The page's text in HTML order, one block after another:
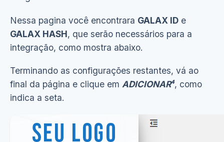
Nessa pagina você encontrara GALAX ID e
GALAX HASH, que serão necessários para a
integração, como mostra abaixo.
Terminando as configurações restantes, vá ao
final da página e clique em ADICIONAR⁴, como
indica a seta.